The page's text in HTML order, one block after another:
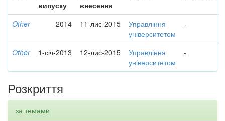
випуску
внесення
Other 2014 11-лис-2015
Управління
університетом
-
Other 1-січ-2013 12-лис-2015
Управління
університетом
-
Розкриття
за темами